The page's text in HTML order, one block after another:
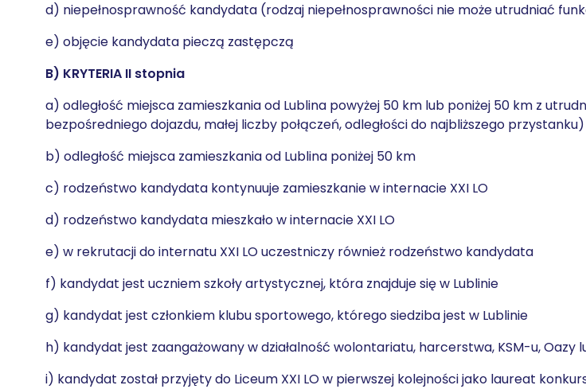
d) niepełnosprawność kandydata (rodzaj niepełnosprawności nie może utrudniać
e) objęcie kandydata pieczą zastępczą
B) KRYTERIA II stopnia
a) odległość miejsca zamieszkania od Lublina powyżej 50 km lub poniżej 50 km z
bezpośredniego dojazdu, małej liczby połączeń, odległości do najbliższego przystanku)
b) odległość miejsca zamieszkania od Lublina poniżej 50 km
c) rodzeństwo kandydata kontynuuje zamieszkanie w internacie XXI LO
d) rodzeństwo kandydata mieszkało w internacie XXI LO
e) w rekrutacji do internatu XXI LO uczestniczy również rodzeństwo kandydata
f) kandydat jest uczniem szkoły artystycznej, która znajduje się w Lublinie
g) kandydat jest członkiem klubu sportowego, którego siedziba jest w Lublinie
h) kandydat jest zaangażowany w działalność wolontariatu, harcerstwa, KSM-u, Oazy
i) kandydat został przyjęty do Liceum XXI LO w pierwszej kolejności jako laureat